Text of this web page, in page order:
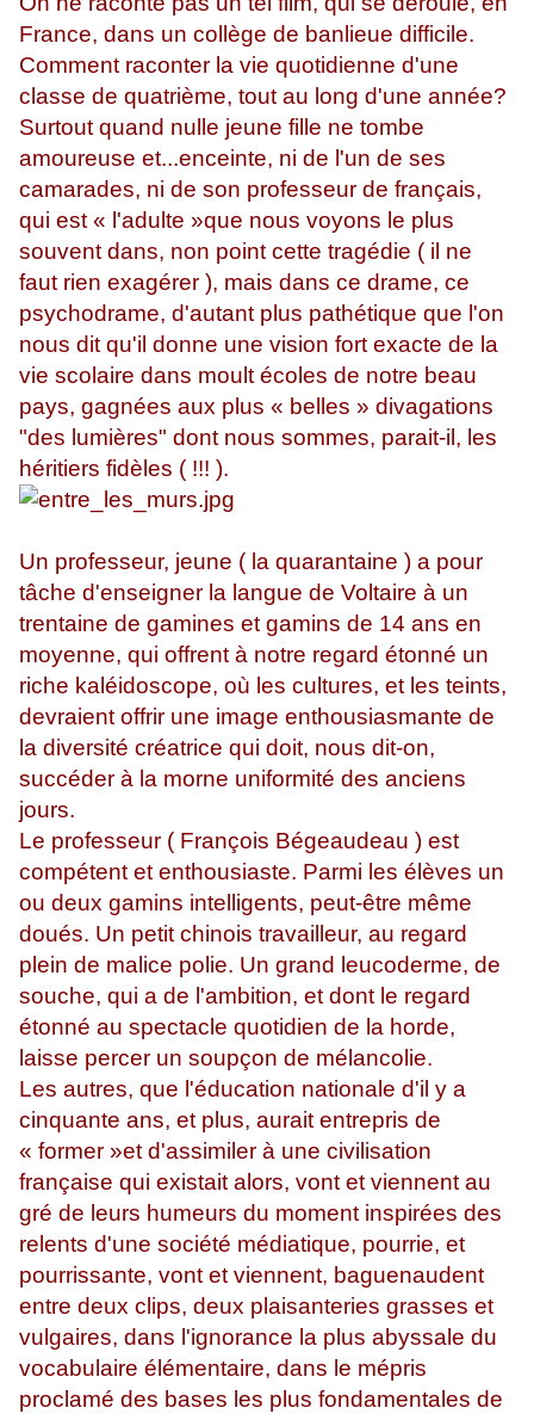
France, dans un collège de banlieue difficile.
Comment raconter la vie quotidienne d'une
classe de quatrième, tout au long d'une année?
Surtout quand nulle jeune fille ne tombe
amoureuse et...enceinte, ni de l'un de ses
camarades, ni de son professeur de français,
qui est « l'adulte »que nous voyons le plus
souvent dans, non point cette tragédie ( il ne
faut rien exagérer ), mais dans ce drame, ce
psychodrame, d'autant plus pathétique que l'on
nous dit qu'il donne une vision fort exacte de la
vie scolaire dans moult écoles de notre beau
pays, gagnées aux plus « belles » divagations
"des lumières" dont nous sommes, parait-il, les
héritiers fidèles ( !!! ).
Un professeur, jeune ( la quarantaine ) a pour
tâche d'enseigner la langue de Voltaire à un
trentaine de gamines et gamins de 14 ans en
moyenne, qui offrent à notre regard étonné un
riche kaléidoscope, où les cultures, et les teints,
devraient offrir une image enthousiasmante de
la diversité créatrice qui doit, nous dit-on,
succéder à la morne uniformité des anciens
jours.
Le professeur ( François Bégeaudeau ) est
compétent et enthousiaste. Parmi les élèves un
ou deux gamins intelligents, peut-être même
doués. Un petit chinois travailleur, au regard
plein de malice polie. Un grand leucoderme, de
souche, qui a de l'ambition, et dont le regard
étonné au spectacle quotidien de la horde,
laisse percer un soupçon de mélancolie.
Les autres, que l'éducation nationale d'il y a
cinquante ans, et plus, aurait entrepris de
« former »et d'assimiler à une civilisation
française qui existait alors, vont et viennent au
gré de leurs humeurs du moment inspirées des
relents d'une société médiatique, pourrie, et
pourrissante, vont et viennent, baguenaudent
entre deux clips, deux plaisanteries grasses et
vulgaires, dans l'ignorance la plus abyssale du
vocabulaire élémentaire, dans le mépris
proclamé des bases les plus fondamentales de